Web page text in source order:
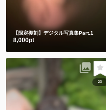
【限定復刻】デジタル写真集Part.1
8,000pt
23